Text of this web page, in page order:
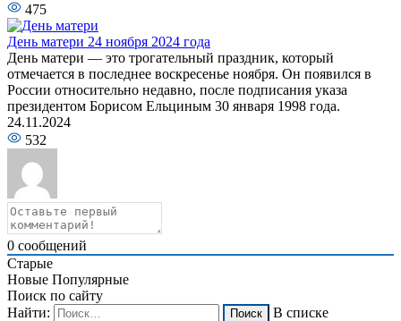
475
День матери 24 ноября 2024 года
День матери — это трогательный праздник, который
отмечается в последнее воскресенье ноября. Он появился в
России относительно недавно, после подписания указа
президентом Борисом Ельциным 30 января 1998 года.
24.11.2024
532
0 сообщений
Старые
Новые Популярные
Поиск по сайту
Найти:
В списке